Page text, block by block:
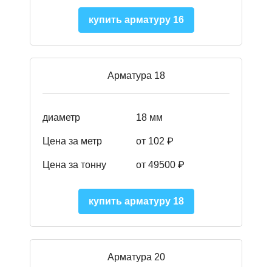
купить арматуру 16
Арматура 18
диаметр 18 мм
Цена за метр от 102 ₽
Цена за тонну от 49500 ₽
купить арматуру 18
Арматура 20